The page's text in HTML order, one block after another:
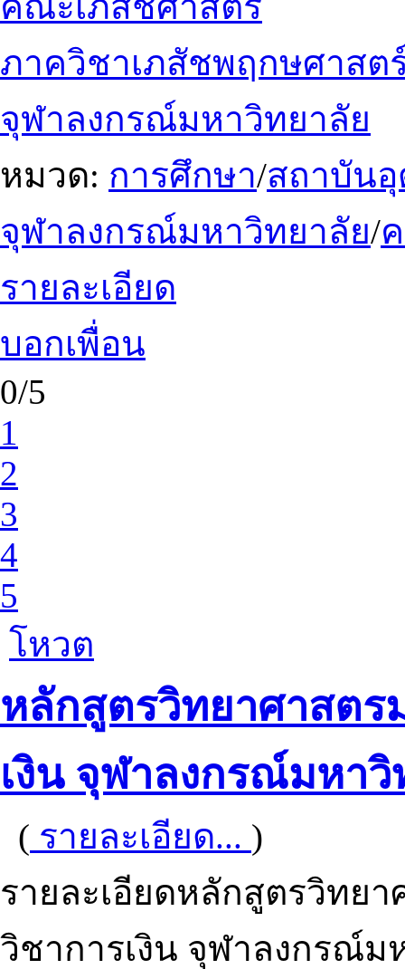
ภาควิชาเภสัชพฤกษศาสต
จุฬาลงกรณ์มหาวิทยาลัย
หมวด: การศึกษา/สถาบัน
จุฬาลงกรณ์มหาวิทยาลัย/
รายละเอียด
บอกเพื่อน
0/5
1
2
3
4
5
โหวต
หลักสูตรวิทยาศาสต
เงิน จุฬาลงกรณ์มหา
( รายละเอียด... )
รายละเอียดหลักสูตรวิทย
วิชาการเงิน จุฬาลงกรณ์